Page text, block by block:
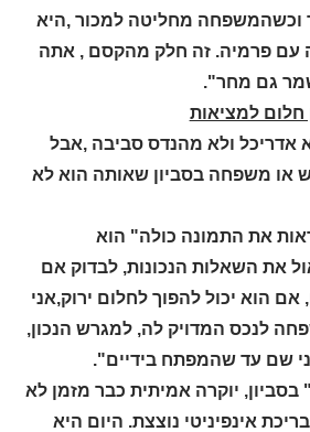
וכשהמשפחה מחליטה למכור ,היא
עם פרמיה. זה חלק מהקסם , אתה
גם מחר".
חלום למציאות
אדריכל ולא מהנדס סביבה ,אבל
או משפחה בסביון שאותה הוא לא
את התמונה כולה" הוא
את השאלות הנכונות, לבדוק אם
אם הוא יכול להפוך לחלום ירוק,אני
לנכס המדויק לה, למגרש הנכון,
שם עד שהמפתח בידיים".
בסביון, יוקרה אמיתית כבר מזמן לא
אינפיניטי נוצצת. היום היא